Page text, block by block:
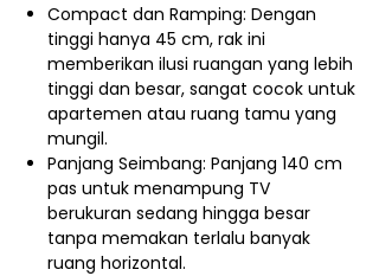
Compact dan Ramping: Dengan
tinggi hanya 45 cm, rak ini
memberikan ilusi ruangan yang lebih
tinggi dan besar, sangat cocok untuk
apartemen atau ruang tamu yang
mungil.
Panjang Seimbang: Panjang 140 cm
pas untuk menampung TV
berukuran sedang hingga besar
tanpa memakan terlalu banyak
ruang horizontal.